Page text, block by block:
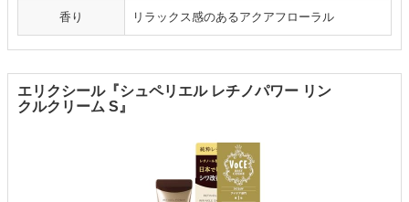
香り リラックス感のあるアクアフローラル
エリクシール『シュペリエル レチノパワー リン
クルクリーム S』